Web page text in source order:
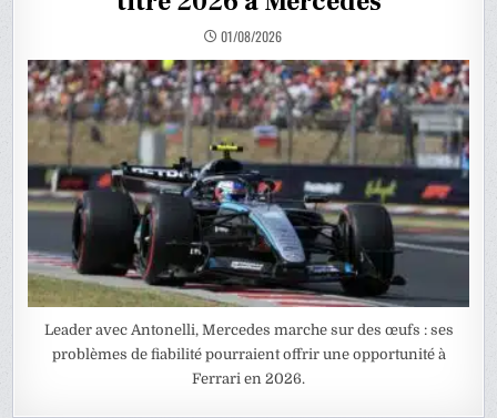
01/08/2026
Leader avec Antonelli, Mercedes marche sur des œufs : ses
problèmes de fiabilité pourraient offrir une opportunité à
Ferrari en 2026.